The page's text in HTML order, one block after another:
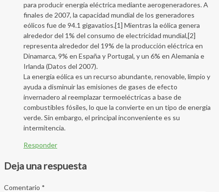
para producir energía eléctrica mediante aerogeneradores. A
finales de 2007, la capacidad mundial de los generadores
eólicos fue de 94.1 gigavatios.[1] Mientras la eólica genera
alrededor del 1% del consumo de electricidad mundial,[2]
representa alrededor del 19% de la producción eléctrica en
Dinamarca, 9% en España y Portugal, y un 6% en Alemania e
Irlanda (Datos del 2007).
La energía eólica es un recurso abundante, renovable, limpio y
ayuda a disminuir las emisiones de gases de efecto
invernadero al reemplazar termoeléctricas a base de
combustibles fósiles, lo que la convierte en un tipo de energía
verde. Sin embargo, el principal inconveniente es su
intermitencia.
Responder
Deja una respuesta
Comentario *